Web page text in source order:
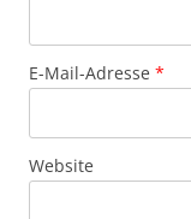
E-Mail-Adresse *
Website